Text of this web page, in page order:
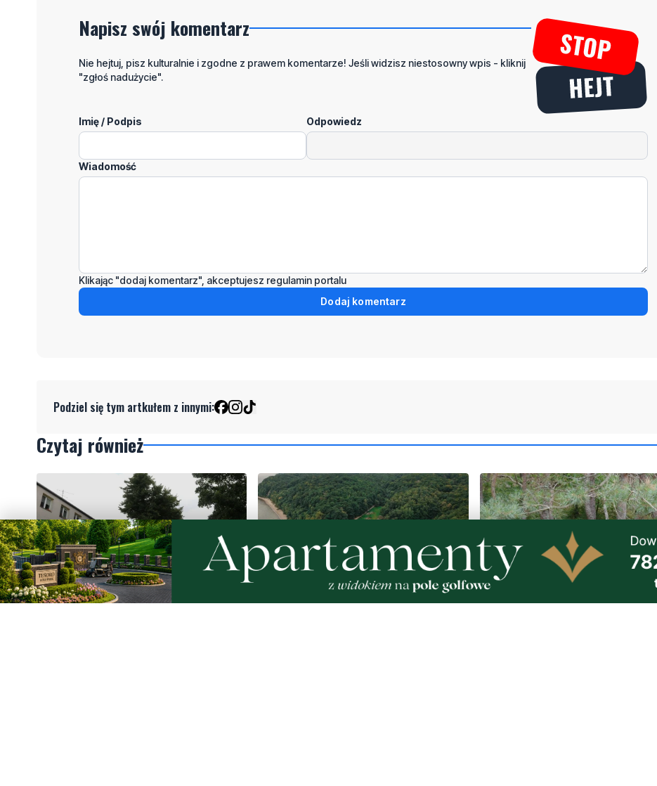
Napisz swój komentarz
Nie hejtuj, pisz kulturalnie i zgodne z prawem komentarze! Jeśli widzisz niestosowny wpis - kliknij
"zgłoś nadużycie".
Imię / Podpis Odpowiedz
Wiadomość
Klikając "dodaj komentarz", akceptujesz regulamin portalu
Dodaj komentarz
Podziel się tym artkułem z innymi:
Czytaj również
NOWE
Drzewa pod lupą specjalistów.
4
Ponad 24 tysiące metrów
NOWE
Ochrona przyrody w praktyce.